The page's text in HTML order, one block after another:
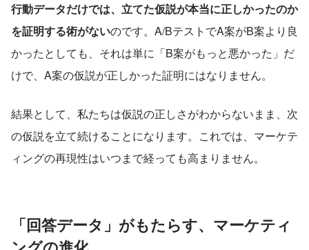
行動データだけでは、立てた仮説が本当に正しかったのか
を証明する術がないのです。A/BテストでA案がB案より良
かったとしても、それは単に「B案がもっと悪かった」だ
けで、A案の仮説が正しかった証明にはなりません。
結果として、私たちは仮説の正しさがわからないまま、次
の仮説を立て続けることになります。これでは、マーケテ
ィングの再現性はいつまで経っても高まりません。
「回答データ」がもたらす、マーケティ